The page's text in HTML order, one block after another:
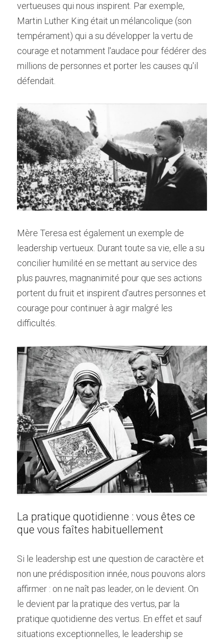
vertueuses qui nous inspirent. Par exemple,
Martin Luther King était un mélancolique (son
tempérament) qui a su développer la vertu de
courage et notamment l'audace pour fédérer des
millions de personnes et porter les causes qu'il
défendait.
Mère Teresa est également un exemple de
leadership vertueux. Durant toute sa vie, elle a su
concilier humilité en se mettant au service des
plus pauvres, magnanimité pour que ses actions
portent du fruit et inspirent d'autres personnes et
courage pour continuer à agir malgré les
difficultés.
La pratique quotidienne : vous êtes ce
que vous faîtes habituellement
Si le leadership est une question de caractère et
non une prédisposition innée, nous pouvons alors
affirmer : on ne naît pas leader, on le devient. On
le devient par la pratique des vertus, par la
pratique quotidienne des vertus. En effet et sauf
situations exceptionnelles, le leadership se